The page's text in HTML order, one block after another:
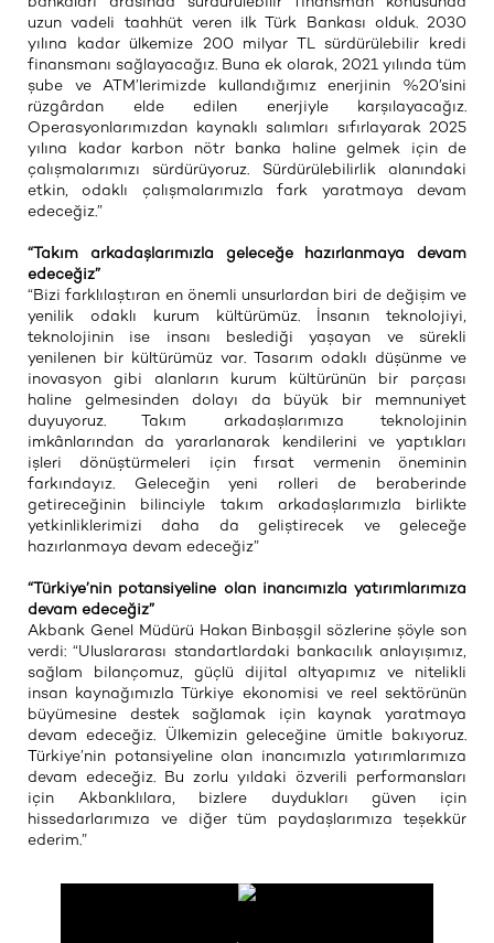
uzun vadeli taahhüt veren ilk Türk Bankası olduk. 2030
yılına kadar ülkemize 200 milyar TL sürdürülebilir kredi
finansmanı sağlayacağız. Buna ek olarak, 2021 yılında tüm
şube ve ATM’lerimizde kullandığımız enerjinin %20’sini
rüzgârdan elde edilen enerjiyle karşılayacağız.
Operasyonlarımızdan kaynaklı salımları sıfırlayarak 2025
yılına kadar karbon nötr banka haline gelmek için de
çalışmalarımızı sürdürüyoruz. Sürdürülebilirlik alanındaki
etkin, odaklı çalışmalarımızla fark yaratmaya devam
edeceğiz.”
“Takım arkadaşlarımızla geleceğe hazırlanmaya devam
edeceğiz”
“Bizi farklılaştıran en önemli unsurlardan biri de değişim ve
yenilik odaklı kurum kültürümüz. İnsanın teknolojiyi,
teknolojinin ise insanı beslediği yaşayan ve sürekli
yenilenen bir kültürümüz var. Tasarım odaklı düşünme ve
inovasyon gibi alanların kurum kültürünün bir parçası
haline gelmesinden dolayı da büyük bir memnuniyet
duyuyoruz. Takım arkadaşlarımıza teknolojinin
imkânlarından da yararlanarak kendilerini ve yaptıkları
işleri dönüştürmeleri için fırsat vermenin öneminin
farkındayız. Geleceğin yeni rolleri de beraberinde
getireceğinin bilinciyle takım arkadaşlarımızla birlikte
yetkinliklerimizi daha da geliştirecek ve geleceğe
hazırlanmaya devam edeceğiz”
“Türkiye’nin potansiyeline olan inancımızla yatırımlarımıza
devam edeceğiz”
Akbank Genel Müdürü Hakan Binbaşgil sözlerine şöyle son
verdi: “Uluslararası standartlardaki bankacılık anlayışımız,
sağlam bilançomuz, güçlü dijital altyapımız ve nitelikli
insan kaynağımızla Türkiye ekonomisi ve reel sektörünün
büyümesine destek sağlamak için kaynak yaratmaya
devam edeceğiz. Ülkemizin geleceğine ümitle bakıyoruz.
Türkiye’nin potansiyeline olan inancımızla yatırımlarımıza
devam edeceğiz. Bu zorlu yıldaki özverili performansları
için Akbanklılara, bizlere duydukları güven için
hissedarlarımıza ve diğer tüm paydaşlarımıza teşekkür
ederim.”